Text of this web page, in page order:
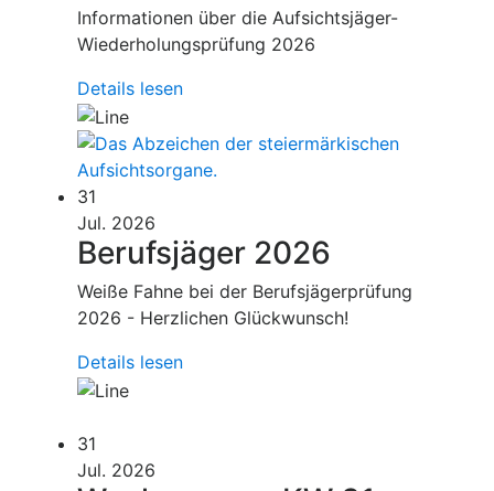
Informationen über die Aufsichtsjäger-
Wiederholungsprüfung 2026
Details lesen
31
Jul. 2026
Berufsjäger 2026
Weiße Fahne bei der Berufsjägerprüfung
2026 - Herzlichen Glückwunsch!
Details lesen
31
Jul. 2026